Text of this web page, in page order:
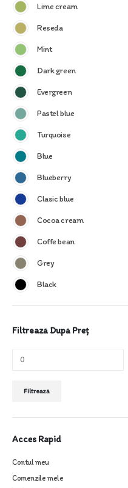
Lime cream
Reseda
Mint
Dark green
Evergreen
Pastel blue
Turquoise
Blue
Blueberry
Clasic blue
Cocoa cream
Coffe bean
Grey
Black
Filtrează După Preț
minim
maxim
Filtrează
Acces Rapid
Contul meu
Comenzile mele